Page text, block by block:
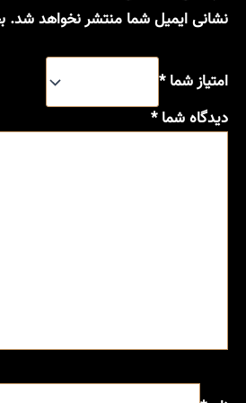
نشانی ایمیل شما منتشر نخواهد شد.
امتیاز شما*
دیدگاه شما*